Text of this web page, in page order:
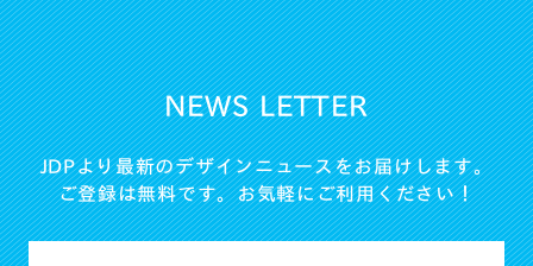
NEWS LETTER
JDPより最新のデザインニュースをお届けします。
ご登録は無料です。お気軽にご利用ください！